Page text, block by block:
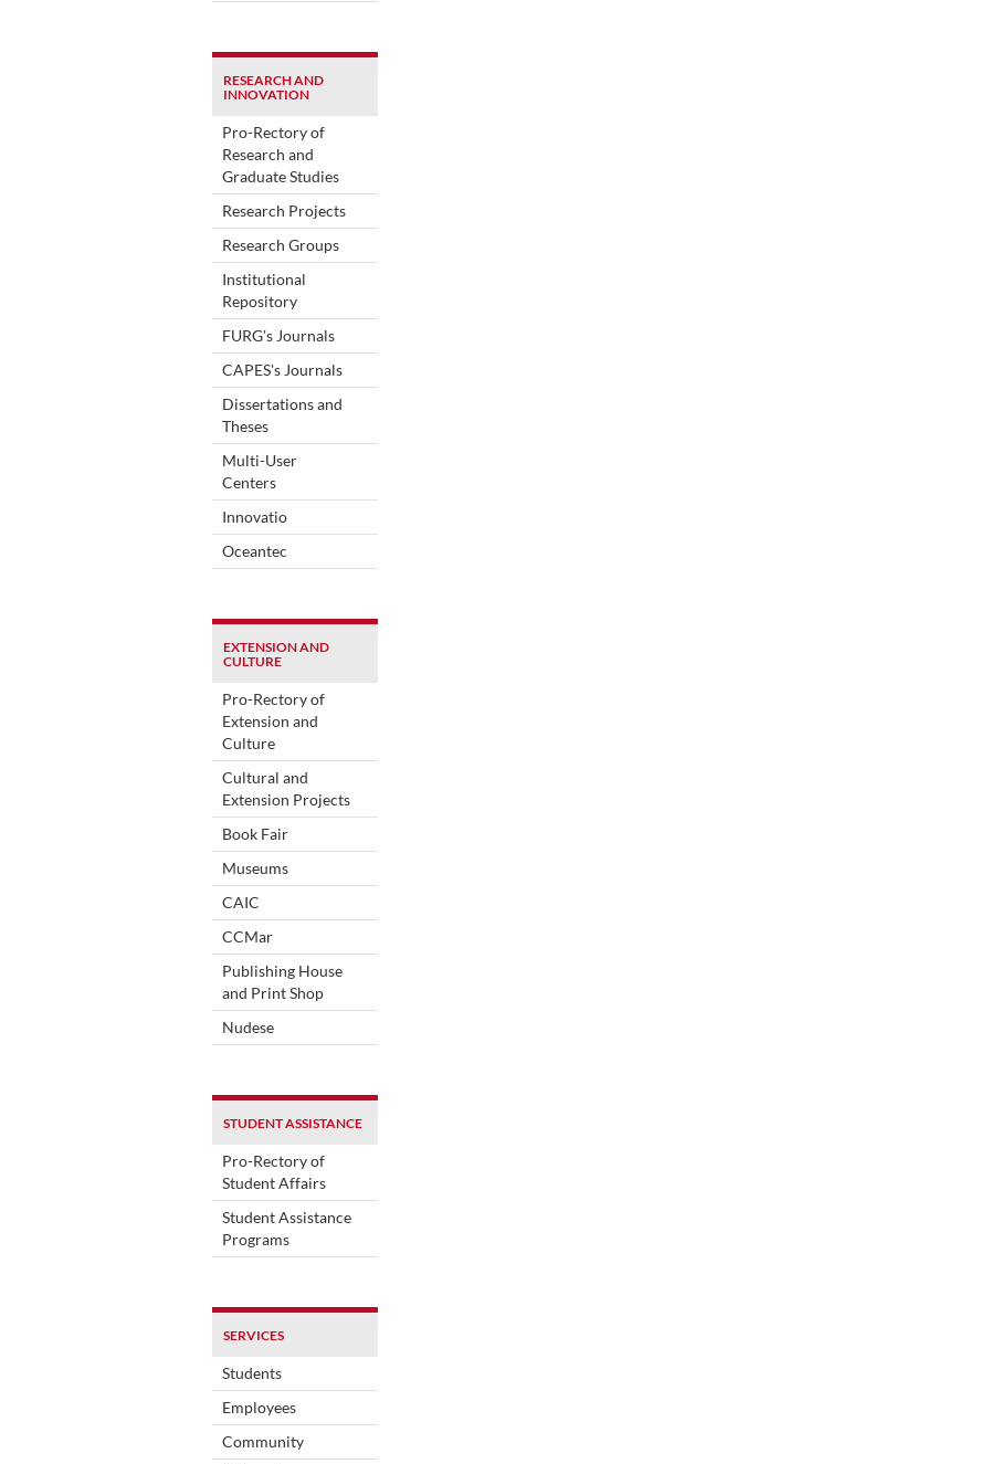
RESEARCH AND
INNOVATION
Pro-Rectory of
Research and
Graduate Studies
Research Projects
Research Groups
Institutional
Repository
FURG's Journals
CAPES's Journals
Dissertations and
Theses
Multi-User
Centers
Innovatio
Oceantec
EXTENSION AND
CULTURE
Pro-Rectory of
Extension and
Culture
Cultural and
Extension Projects
Book Fair
Museums
CAIC
CCMar
Publishing House
and Print Shop
Nudese
STUDENT ASSISTANCE
Pro-Rectory of
Student Affairs
Student Assistance
Programs
SERVICES
Students
Employees
Community